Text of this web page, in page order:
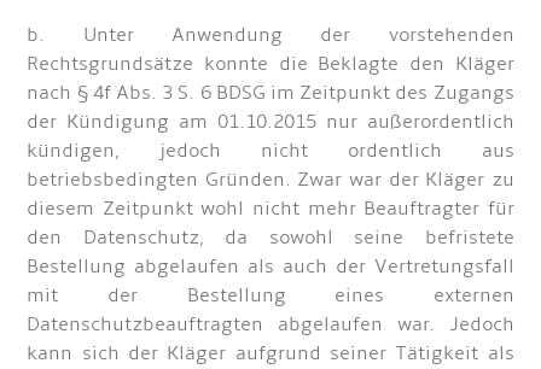
b. Unter Anwendung der vorstehenden
Rechtsgrundsätze konnte die Beklagte den Kläger
nach § 4f Abs. 3 S. 6 BDSG im Zeitpunkt des Zugangs
der Kündigung am 01.10.2015 nur außerordentlich
kündigen, jedoch nicht ordentlich aus
betriebsbedingten Gründen. Zwar war der Kläger zu
diesem Zeitpunkt wohl nicht mehr Beauftragter für
den Datenschutz, da sowohl seine befristete
Bestellung abgelaufen als auch der Vertretungsfall
mit der Bestellung eines externen
Datenschutzbeauftragten abgelaufen war. Jedoch
kann sich der Kläger aufgrund seiner Tätigkeit als